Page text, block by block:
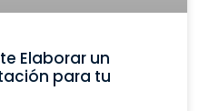
Elaborar un
para tu